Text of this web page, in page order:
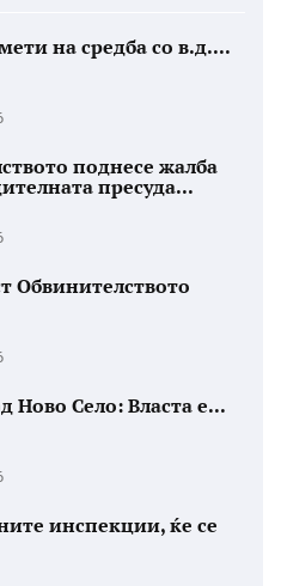
на средба со в.д....
поднесе жалба
пресуда...
Обвинителството
Ново Село: Власта е...
инспекции, ќе се